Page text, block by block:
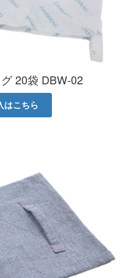
20袋 DBW-02
はこちら